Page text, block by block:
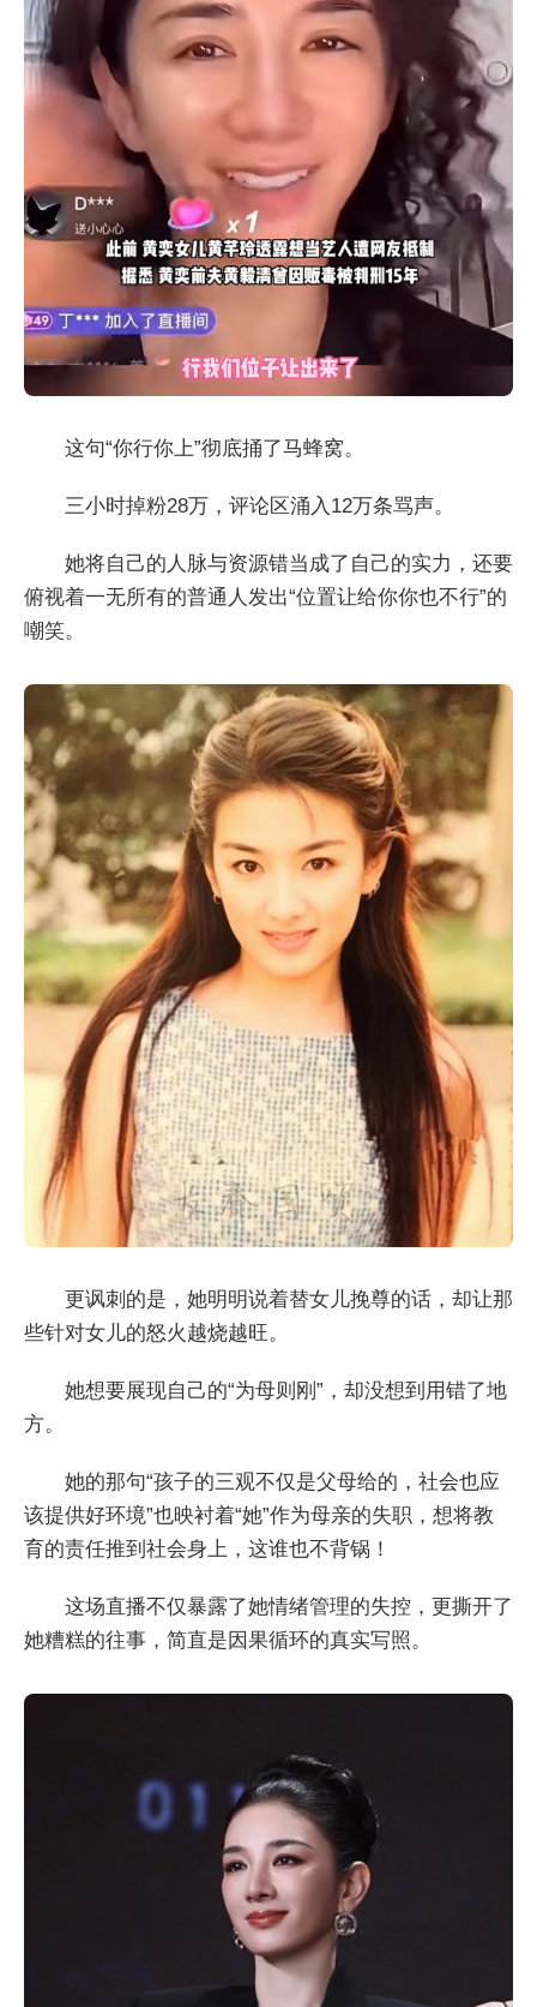
这句“你行你上”彻底捅了马蜂窝。
三小时掉粉28万，评论区涌入12万条骂声。
她将自己的人脉与资源错当成了自己的实力，还要
俯视着一无所有的普通人发出“位置让给你你也不行”的
嘲笑。
更讽刺的是，她明明说着替女儿挽尊的话，却让那
些针对女儿的怒火越烧越旺。
她想要展现自己的“为母则刚”，却没想到用错了地
方。
她的那句“孩子的三观不仅是父母给的，社会也应
该提供好环境”也映衬着“她”作为母亲的失职，想将教
育的责任推到社会身上，这谁也不背锅！
这场直播不仅暴露了她情绪管理的失控，更撕开了
她糟糕的往事，简直是因果循环的真实写照。